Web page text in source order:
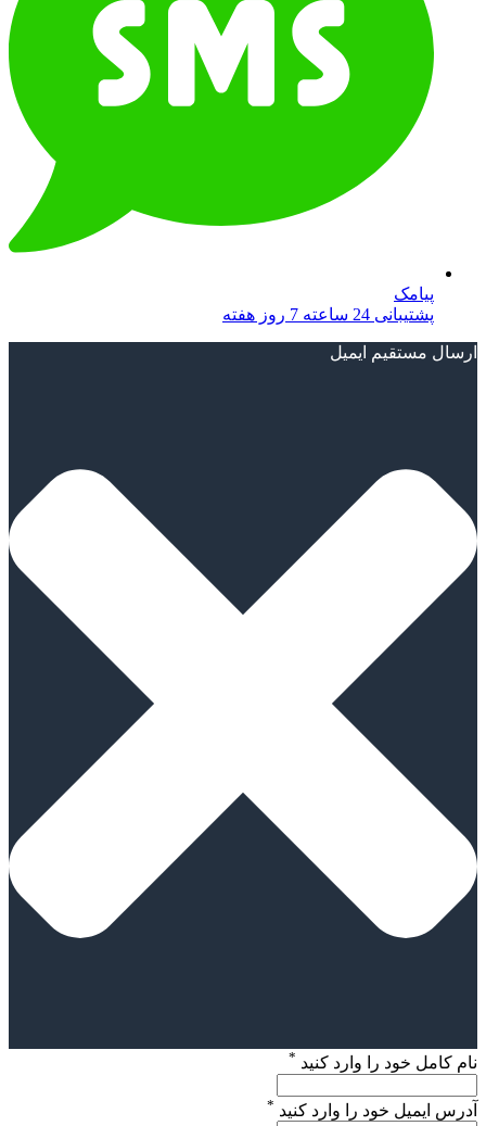
پیامک
پشتیبانی 24 ساعته 7 روز هفته
ارسال مستقیم ایمیل
نام کامل خود را وارد کنید *
آدرس ایمیل خود را وارد کنید *